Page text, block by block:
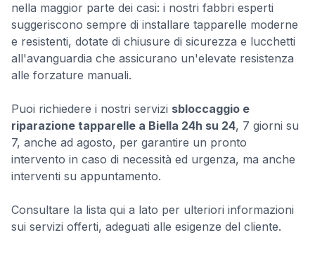
nella maggior parte dei casi: i nostri fabbri esperti
suggeriscono sempre di installare tapparelle moderne
e resistenti, dotate di chiusure di sicurezza e lucchetti
all'avanguardia che assicurano un'elevate resistenza
alle forzature manuali.
Puoi richiedere i nostri servizi sbloccaggio e
riparazione tapparelle a Biella 24h su 24, 7 giorni su
7, anche ad agosto, per garantire un pronto
intervento in caso di necessità ed urgenza, ma anche
interventi su appuntamento.
Consultare la lista qui a lato per ulteriori informazioni
sui servizi offerti, adeguati alle esigenze del cliente.